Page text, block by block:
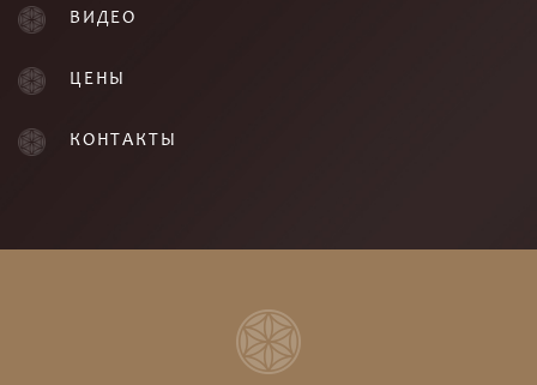
ВИДЕО
ЦЕНЫ
КОНТАКТЫ